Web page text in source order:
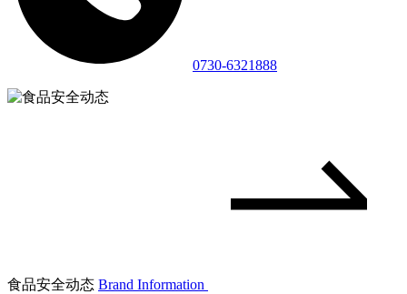
0730-6321888
食品安全动态 Brand Information